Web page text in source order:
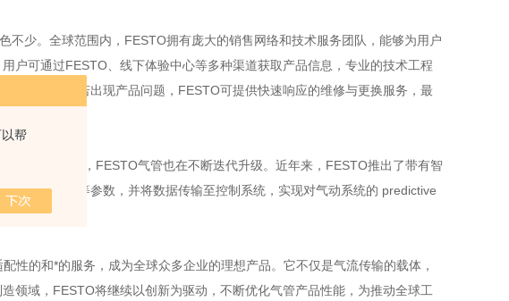
帮
少。全球范围内，FESTO拥有庞大的销售网络和技术服务团队，能够为用户
户可通过FESTO、线下体验中心等多种渠道获取产品信息，专业的技术工程
售后阶段，若出现产品问题，FESTO可提供快速响应的维修与更换服务，最
更高要求，FESTO气管也在不断迭代升级。近年来，FESTO推出了带有智
、磨损程度等参数，并将数据传输至控制系统，实现对气动系统的 predictive
成本。
的和*的服务，成为全球众多企业的理想产品。它不仅是气流传输的载体，
领域，FESTO将继续以创新为驱动，不断优化气管产品性能，为推动全球工